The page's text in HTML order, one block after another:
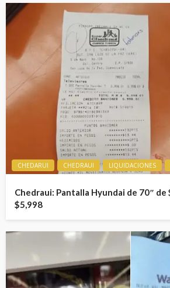
CHEDARUI CHEDRAUI LIQUIDACIONES
Chedraui: Pantalla Hyundai de 70″ de
$5,998